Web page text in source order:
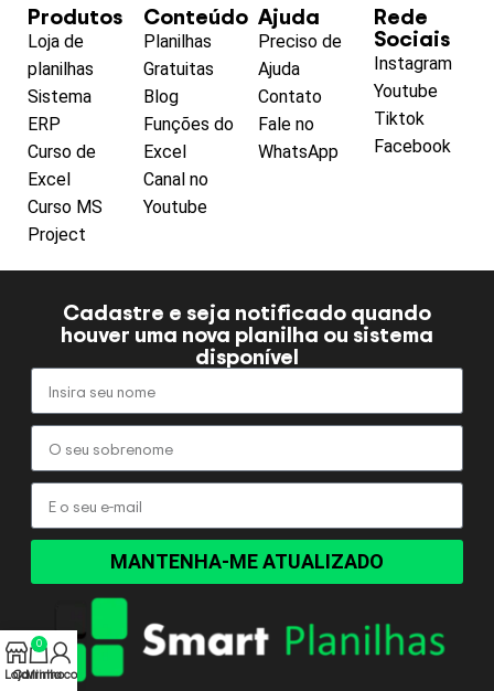
Produtos
Loja de
planilhas
Sistema
ERP
Curso de
Excel
Curso MS
Project
Conteúdo
Planilhas
Gratuitas
Blog
Funções do
Excel
Canal no
Youtube
Ajuda
Preciso de
Ajuda
Contato
Fale no
WhatsApp
Rede
Sociais
Instagram
Youtube
Tiktok
Facebook
Cadastre e seja notificado quando
houver uma nova planilha ou sistema
disponível
MANTENHA-ME ATUALIZADO
Loja
0
Carrinho
Minha conta